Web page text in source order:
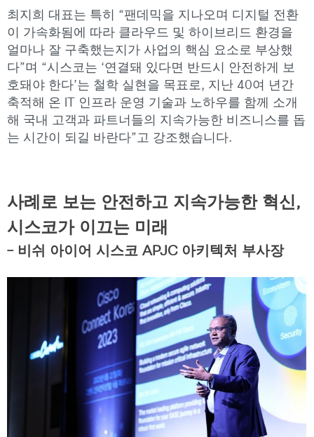
최지희 대표는 특히 “팬데믹을 지나오며 디지털 전환
이 가속화됨에 따라 클라우드 및 하이브리드 환경을
얼마나 잘 구축했는지가 사업의 핵심 요소로 부상했
다”며 “시스코는 ‘연결돼 있다면 반드시 안전하게 보
호돼야 한다’는 철학 실현을 목표로, 지난 40여 년간
축적해 온 IT 인프라 운영 기술과 노하우를 함께 소개
해 국내 고객과 파트너들의 지속가능한 비즈니스를 돕
는 시간이 되길 바란다”고 강조했습니다.
사례로 보는 안전하고 지속가능한 혁신,
시스코가 이끄는 미래
– 비쉬 아이어 시스코 APJC 아키텍처 부사장